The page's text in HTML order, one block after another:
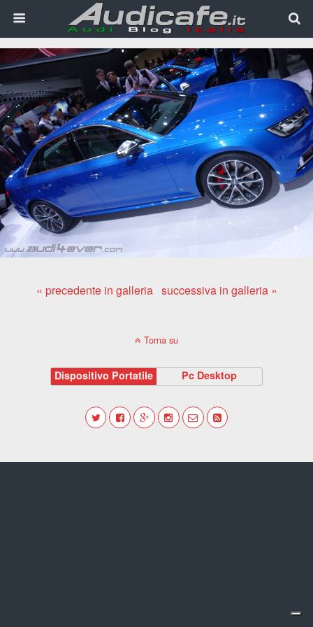
« precedente in galleria successiva in galleria »
Torna su
Dispositivo Portatile Pc Desktop